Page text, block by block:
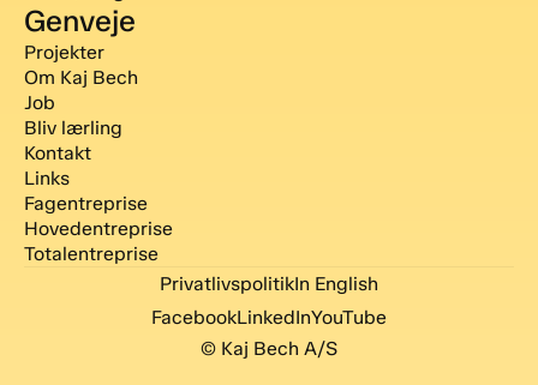
Genveje
Projekter
Om Kaj Bech
Job
Bliv lærling
Kontakt
Links
Fagentreprise
Hovedentreprise
Totalentreprise
© Kaj Bech A/S
PrivatlivspolitikIn English
FacebookLinkedInYouTube